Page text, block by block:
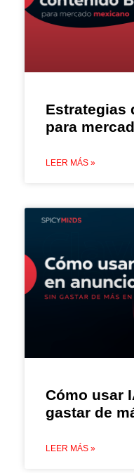
Estrategias
para
LEER MÁS »
Cómo usar
gastar de
LEER MÁS »